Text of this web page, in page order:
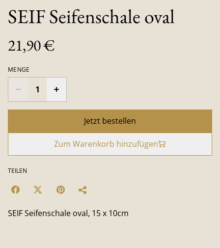
SEIF Seifenschale oval
21,90 €
MENGE
Jetzt bestellen
Zum Warenkorb hinzufügen
TEILEN
SEIF Seifenschale oval, 15 x 10cm